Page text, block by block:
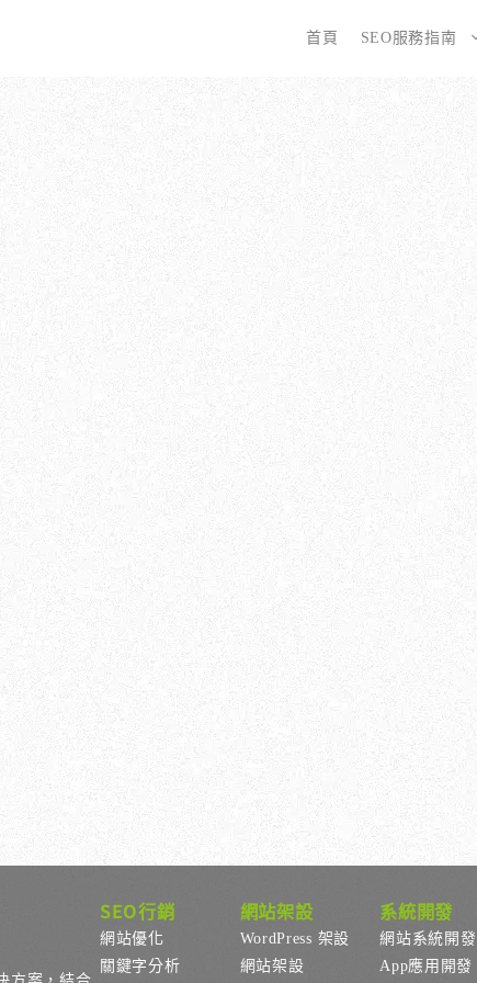
首頁 SEO服務指南
化網站語法：提升SEO表現
關鍵字分布：精準地收錄
業寫手團隊：賦予深度與價值
化與語法微調：搜尋引擎更愛
為SEO而
選擇CMS
WordPress
SEO網站
SEO網站維
？
什麼？
廣告行銷基礎知識
廣告平台與策略選擇
Google Ads 和 Facebook 廣告有什麼不
預算與效益管理
廣告投放後如何追蹤成效？
SEO行銷
網站優化
關鍵字分析
網站架設
WordPress 架設
網站架設
系統開發
網站系統開發
App應用開發